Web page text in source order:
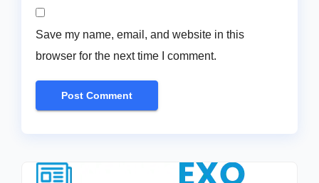
Save my name, email, and website in this
browser for the next time I comment.